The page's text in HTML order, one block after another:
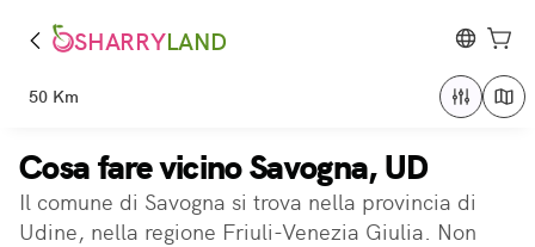
SHARRYLAND
50 Km
Cosa fare vicino Savogna, UD
Il comune di Savogna si trova nella provincia di
Udine, nella regione Friuli-Venezia Giulia. Non